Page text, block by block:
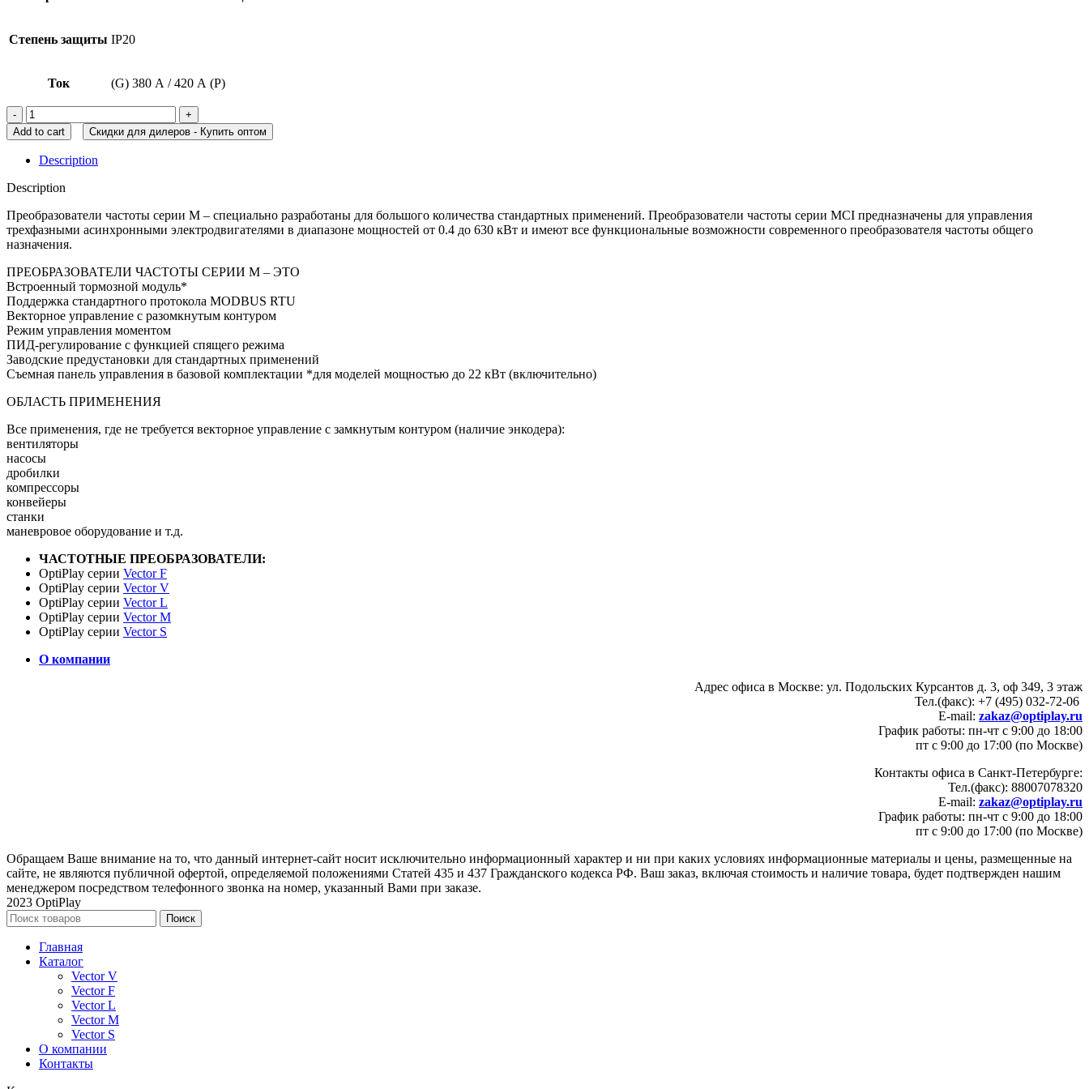
Степень защиты IP20
Ток (G) 380 А / 420 А (P)
Add to cart Скидки для дилеров - Купить оптом
Description
Description
Преобразователи частоты серии М – специально разработаны для большого количества стандартных применений. Преобразователи частоты серии MCI предназначены для управления
трехфазными асинхронными электродвигателями в диапазоне мощностей от 0.4 до 630 кВт и имеют все функциональные возможности современного преобразователя частоты общего
назначения.
ПРЕОБРАЗОВАТЕЛИ ЧАСТОТЫ СЕРИИ M – ЭТО
Встроенный тормозной модуль*
Поддержка стандартного протокола MODBUS RTU
Векторное управление с разомкнутым контуром
Режим управления моментом
ПИД-регулирование с функцией спящего режима
Заводские предустановки для стандартных применений
Съемная панель управления в базовой комплектации *для моделей мощностью до 22 кВт (включительно)
ОБЛАСТЬ ПРИМЕНЕНИЯ
Все применения, где не требуется векторное управление с замкнутым контуром (наличие энкодера):
вентиляторы
насосы
дробилки
компрессоры
конвейеры
станки
маневровое оборудование и т.д.
ЧАСТОТНЫЕ ПРЕОБРАЗОВАТЕЛИ:
OptiPlay серии Vector F
OptiPlay серии Vector V
OptiPlay серии Vector L
OptiPlay серии Vector M
OptiPlay серии Vector S
О компании
Адрес офиса в Москве: ул. Подольских Курсантов д. 3, оф 349, 3 этаж
Тел.(факс): +7 (495) 032-72-06
E-mail: zakaz@optiplay.ru
График работы: пн-чт с 9:00 до 18:00
пт с 9:00 до 17:00 (по Москве)
Контакты офиса в Санкт-Петербурге:
Тел.(факс): 88007078320
E-mail: zakaz@optiplay.ru
График работы: пн-чт с 9:00 до 18:00
пт с 9:00 до 17:00 (по Москве)
Обращаем Ваше внимание на то, что данный интернет-сайт носит исключительно информационный характер и ни при каких условиях информационные материалы и цены, размещенные на
сайте, не являются публичной офертой, определяемой положениями Статей 435 и 437 Гражданского кодекса РФ. Ваш заказ, включая стоимость и наличие товара, будет подтвержден нашим
менеджером посредством телефонного звонка на номер, указанный Вами при заказе.
2023 OptiPlay
Поиск
Главная
Каталог
Vector V
Vector F
Vector L
Vector M
Vector S
О компании
Контакты